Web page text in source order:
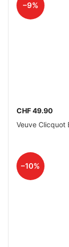
–9%
CHF 49.90
Veuve Clicquot
–10%